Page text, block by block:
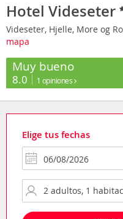
Hotel Videseter
Videseter, Hjelle, More og
mapa
Muy bueno
8.0 1 opiniones
Elige tus fechas